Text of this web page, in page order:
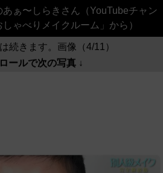
ぁ〜しらきさん（YouTubeチャン
ゃべりメイクルーム」から）
続きます。画像（4/11）
ールで次の写真 ↓